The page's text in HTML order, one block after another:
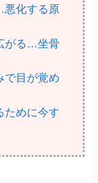
化する原
がる…坐骨
目が覚め
めに今す